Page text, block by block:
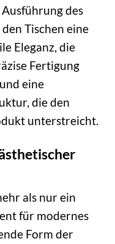
des
Tischen eine
Eleganz, die
Fertigung
eine
die den
unterstreicht.
als nur ein
für modernes
Form der